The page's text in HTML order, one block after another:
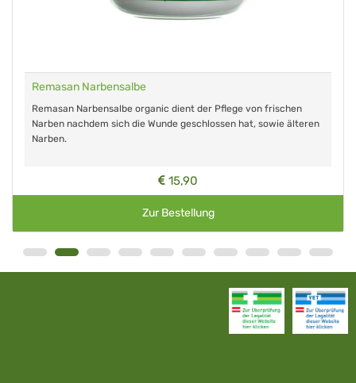
Remasan Narbensalbe
Remasan Narbensalbe organic dient der Pflege von frischen
Narben nachdem sich die Wunde geschlossen hat, sowie älteren
Narben.
15,90
Zur Bestellung